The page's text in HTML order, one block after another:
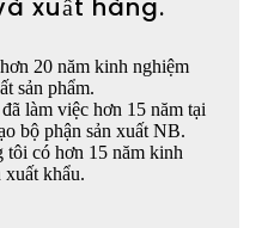
xuất hàng.
20 năm kinh nghiệm
sản phẩm.
làm việc hơn 15 năm tại
bộ phận sản xuất NB.
tôi có hơn 15 năm kinh
khẩu.